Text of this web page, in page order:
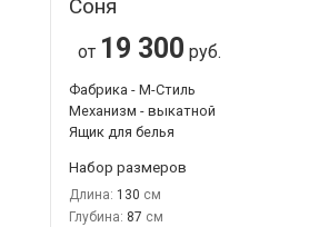
Соня
от 19 300 руб.
Фабрика - М-Стиль
Механизм - выкатной
Ящик для белья
Набор размеров
Длина: 130
Глубина: 87